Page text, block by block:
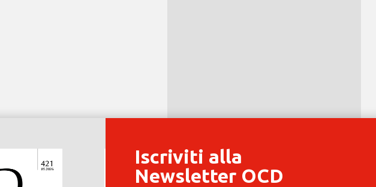
Iscriviti alla
Newsletter OCD